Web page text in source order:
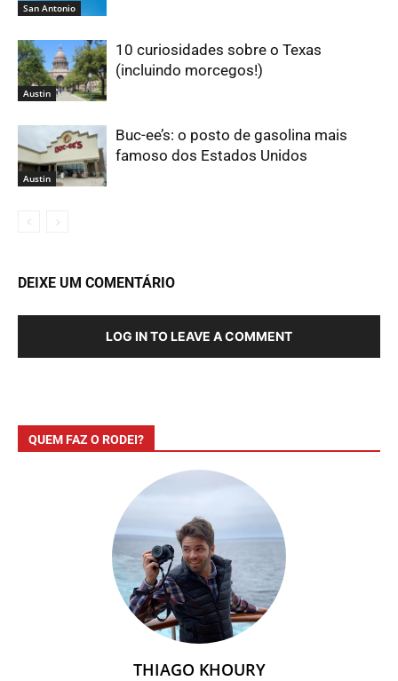
San Antonio
Austin
10 curiosidades sobre o Texas
(incluindo morcegos!)
Austin
Buc-ee’s: o posto de gasolina mais
famoso dos Estados Unidos
DEIXE UM COMENTÁRIO
LOG IN TO LEAVE A COMMENT
QUEM FAZ O RODEI?
THIAGO KHOURY